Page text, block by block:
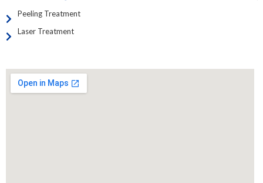
Peeling Treatment
Laser Treatment